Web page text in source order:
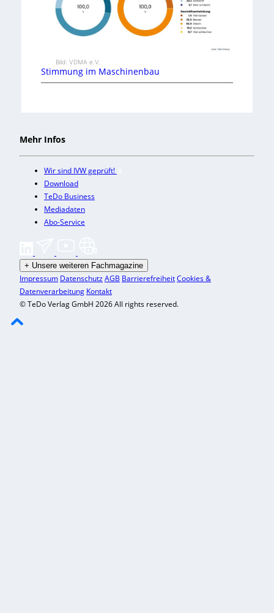
Bild: VDMA e.V.
Stimmung im Maschinenbau
Mehr Infos
Wir sind IVW geprüft!
Download
TeDo Business
Mediadaten
Abo-Service
+ Unsere weiteren Fachmagazine
Impressum DatenschutzAGB BarrierefreiheitCookies &
Datenverarbeitung Kontakt
© TeDo Verlag GmbH 2026 All rights reserved.